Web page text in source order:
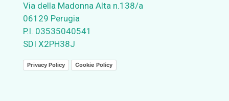
Via della Madonna Alta n.138/a
06129 Perugia
P.I. 03535040541
SDI X2PH38J
Privacy Policy Cookie Policy